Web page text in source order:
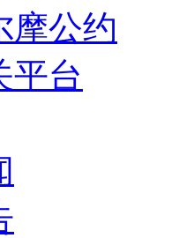
摩公约
平台